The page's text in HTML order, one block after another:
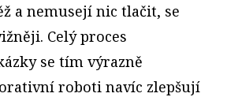
a nemusejí nic tlačit, se
Celý proces
se tím výrazně
roboti navíc zlepšují